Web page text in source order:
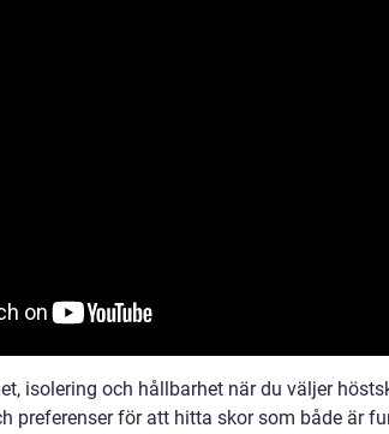
isolering och hållbarhet när du väljer
preferenser för att hitta skor som både är